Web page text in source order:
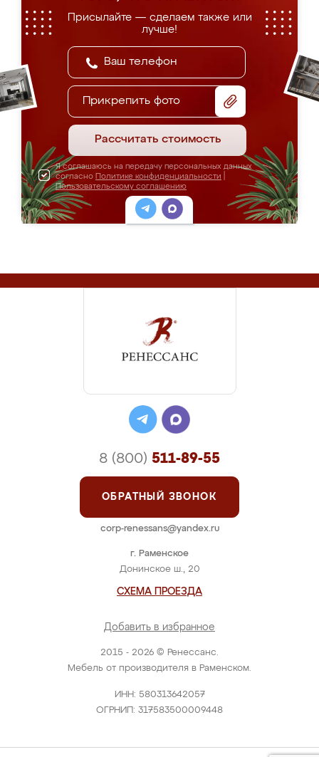
Присылайте — сделаем также или
лучше!
Прикрепить фото
Рассчитать стоимость
Я соглашаюсь на передачу персональных данных
согласно Политике конфиденциальности
Пользовательскому соглашению
2015 - 2026 © Ренессанс.
Мебель от производителя в Раменском.
ИНН: 580313642057
ОГРНИП: 317583500009448
г. Раменское
Донинское ш., 20
СХЕМА ПРОЕЗДА
Добавить в избранное
8 (800) 511-89-55
ОБРАТНЫЙ ЗВОНОК
corp-renessans@yandex.ru